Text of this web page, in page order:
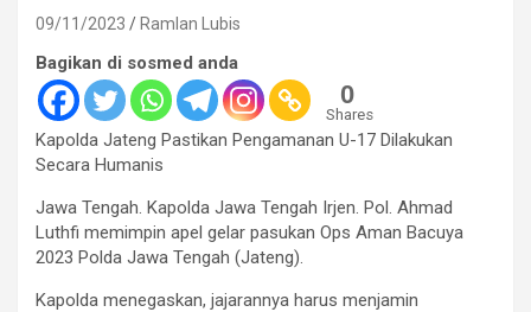
09/11/2023 Ramlan Lubis
Bagikan di sosmed anda
0
Shares
Kapolda Jateng Pastikan Pengamanan U-17 Dilakukan
Secara Humanis
Jawa Tengah. Kapolda Jawa Tengah Irjen. Pol. Ahmad
Luthfi memimpin apel gelar pasukan Ops Aman Bacuya
2023 Polda Jawa Tengah (Jateng).
Kapolda menegaskan, jajarannya harus menjamin